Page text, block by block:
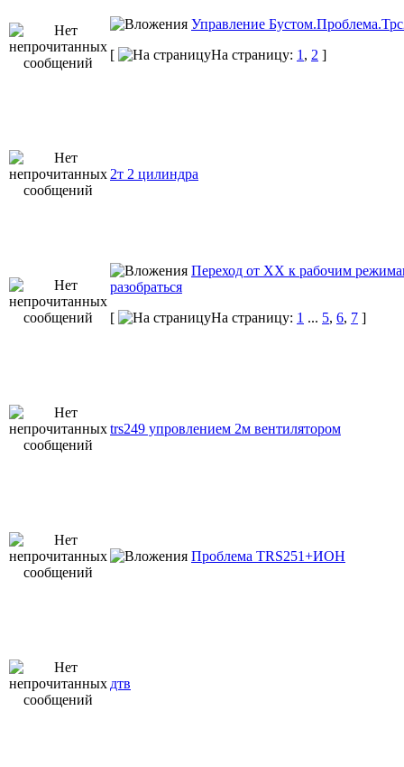
Управление
[
На страницу: 1 , 2 ]
2т 2 цилиндра
Переход от ХХ к рабочим
разобраться
[
На страницу: 1 ... 5, 6, 7 ]
trs249 упровлением 2м вентилятором
Проблема TRS251+ИОН
дтв